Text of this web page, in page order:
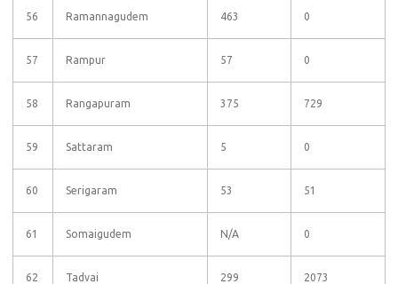
56 Ramannagudem 463 0
57 Rampur 57 0
58 Rangapuram 375 729
59 Sattaram 5 0
60 Serigaram 53 51
61 Somaigudem N/A 0
62 Tadvai 299 2073